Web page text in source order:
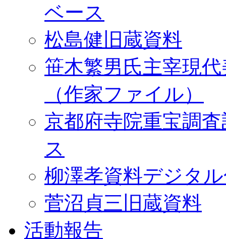
ベース
松島健旧蔵資料
笹木繁男氏主宰現
（作家ファイル）
京都府寺院重宝調
ス
柳澤孝資料デジタ
菅沼貞三旧蔵資料
活動報告